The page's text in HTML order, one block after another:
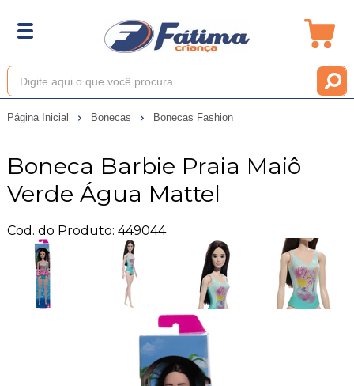
Página Inicial Bonecas Bonecas Fashion
Boneca Barbie Praia Maiô
Verde Água Mattel
Cod. do Produto: 449044